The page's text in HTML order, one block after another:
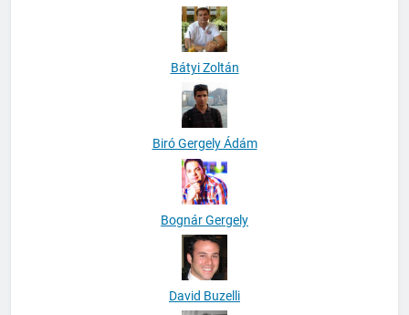
Bátyi Zoltán
Biró Gergely Ádám
Bognár Gergely
David Buzelli